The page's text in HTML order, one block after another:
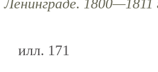
Ленинграде. 1800—1811
илл. 171